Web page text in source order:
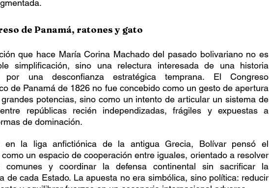
de Panamá, ratones y gato
que hace María Corina Machado del pasado bolivariano no es
simplificación, sino una relectura interesada de una historia
por una desconfianza estratégica temprana. El Congreso
de Panamá de 1826 no fue concebido como un gesto de apertura
potencias, sino como un intento de articular un sistema de
repúblicas recién independizadas, frágiles y expuestas a
de dominación.
en la liga anfictiónica de la antigua Grecia, Bolívar pensó el
un espacio de cooperación entre iguales, orientado a resolver
comunes y coordinar la defensa continental sin sacrificar la
de cada Estado. La apuesta no era simbólica, sino política: reducir